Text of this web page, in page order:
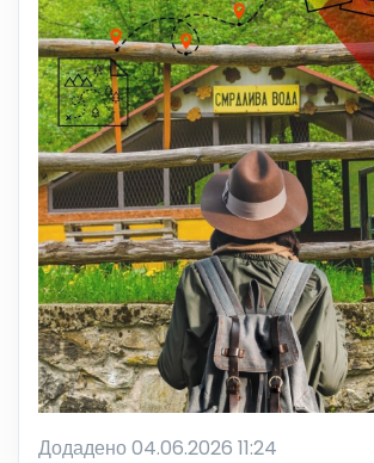
Додадено 04.06.2026 11:24